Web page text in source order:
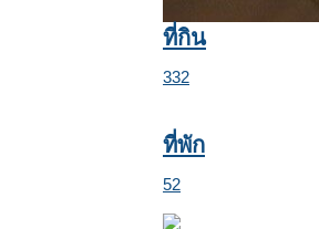
ที่กิน
332
ที่พัก
52